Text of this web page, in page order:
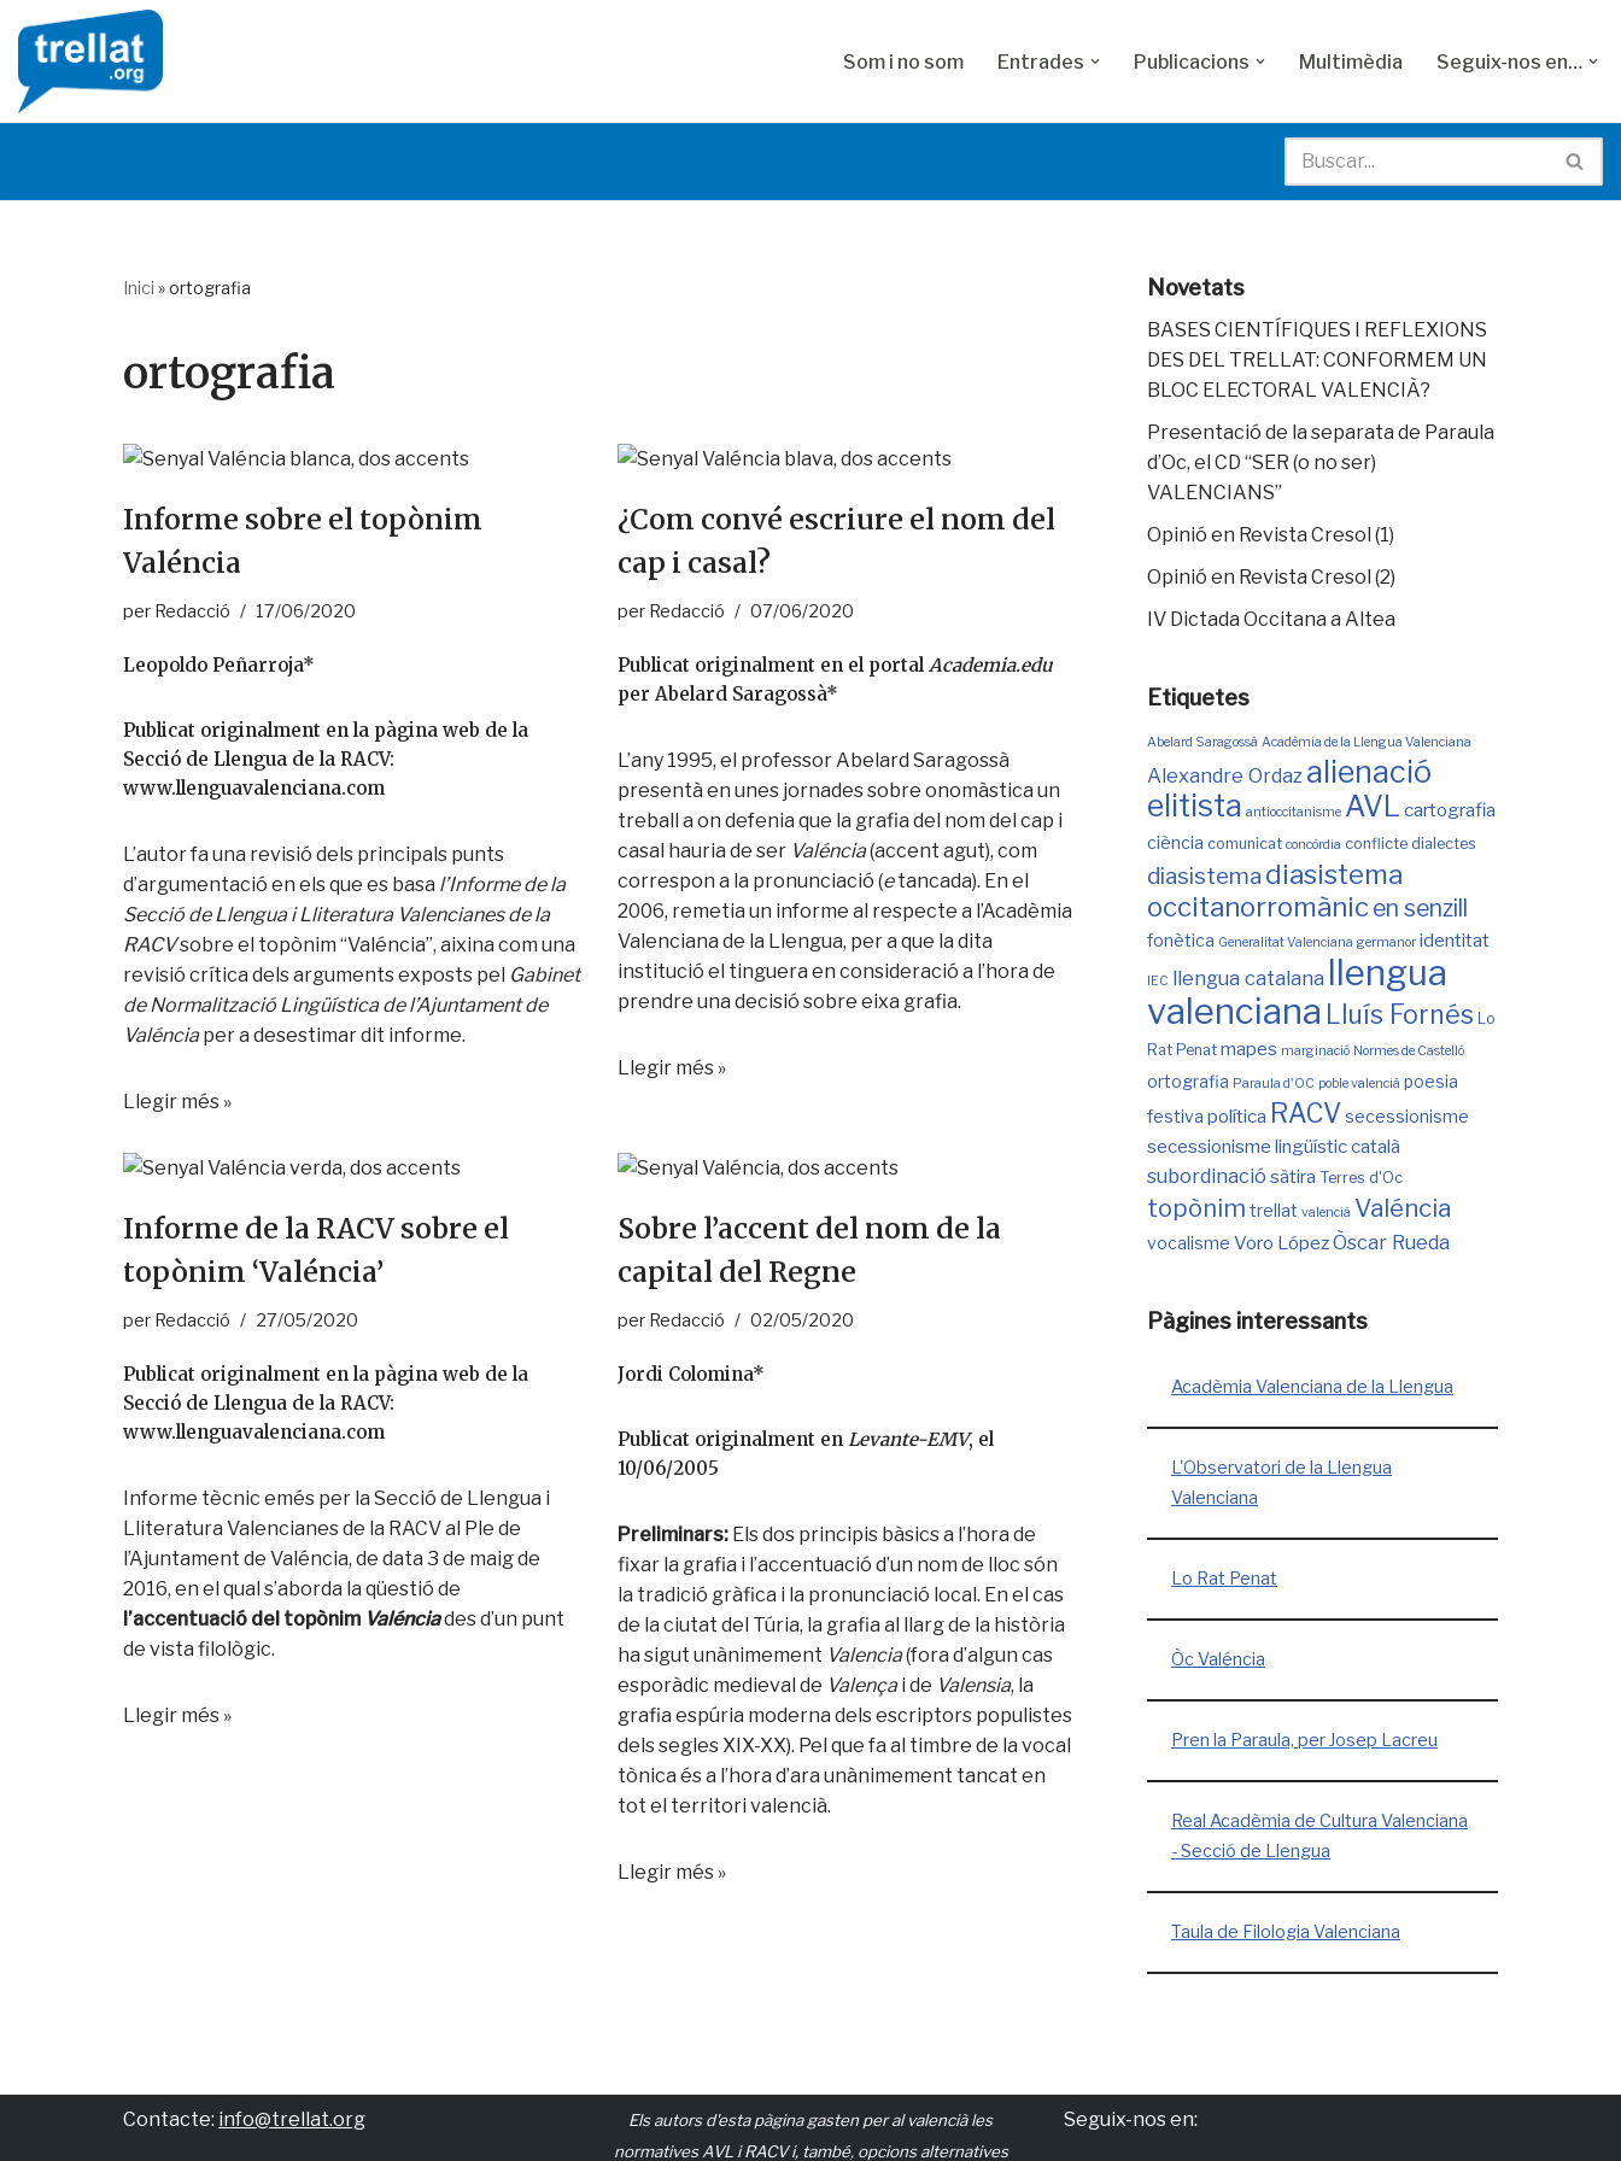
Skip
to
content
Som i no som Entrades Publicacions Multimèdia Seguix-nos en…
Inici »ortografia
ortografia
Informe sobre el topònim
Valéncia
per Redacció 17/06/2020
Leopoldo Peñarroja*
Publicat originalment en la pàgina web de la
Secció de Llengua de la RACV:
www.llenguavalenciana.com
L’autor fa una revisió dels principals punts
d’argumentació en els que es basa l’Informe de la
Secció de Llengua i Lliteratura Valencianes de la
RACVsobre el topònim “Valéncia”, aixina com una
revisió crítica dels arguments exposts pel Gabinet
de Normalització Lingüística de l’Ajuntament de
Valénciaper a desestimar dit informe.
Llegir més »
¿Com convé escriure el nom del
cap i casal?
per Redacció 07/06/2020
Publicat originalment en el portal Academia.edu
per Abelard Saragossà*
L’any 1995, el professor Abelard Saragossà
presentà en unes jornades sobre onomàstica un
treball a on defenia que la grafia del nom del cap i
casal hauria de ser Valéncia(accent agut), com
correspon a la pronunciació (etancada). En el
2006, remetia un informe al respecte a l’Acadèmia
Valenciana de la Llengua, per a que la dita
institució el tinguera en consideració a l’hora de
prendre una decisió sobre eixa grafia.
Llegir més »
Informe de la RACV sobre el
topònim ‘Valéncia’
per Redacció 27/05/2020
Publicat originalment en la pàgina web de la
Secció de Llengua de la RACV:
www.llenguavalenciana.com
Informe tècnic emés per la Secció de Llengua i
Lliteratura Valencianes de la RACV al Ple de
l’Ajuntament de Valéncia, de data 3 de maig de
2016, en el qual s’aborda la qüestió de
l’accentuació del topònim Valénciades d’un punt
de vista filològic.
Llegir més »
Sobre l’accent del nom de la
capital del Regne
per Redacció 02/05/2020
Jordi Colomina*
Publicat originalment en Levante-EMV, el
10/06/2005
Preliminars:Els dos principis bàsics a l’hora de
fixar la grafia i l’accen­tuació d’un nom de lloc són
la tradi­ció gràfica i la pronunciació local. En el cas
de la ciutat del Túria, la grafia al llarg de la història
ha sigut unànimement Valencia(fora d’algun cas
esporàdic medieval de Va­lençai de Valensia, la
grafia espúria moderna dels escriptors populistes
dels se­gles XIX-XX). Pel que fa al timbre de la vo­cal
tònica és a l’hora d’ara unànimement tancat en
tot el territori valencià.
Llegir més »
Novetats
BASES CIENTÍFIQUES I REFLEXIONS
DES DEL TRELLAT: CONFORMEM UN
BLOC ELECTORAL VALENCIÀ?
Presentació de la separata de Paraula
d’Oc, el CD “SER (o no ser)
VALENCIANS”
Opinió en Revista Cresol (1)
Opinió en Revista Cresol (2)
IV Dictada Occitana a Altea
Etiquetes
Abelard Saragossà Acadèmia de la Llengua Valenciana
Alexandre Ordaz alienació
elitista antioccitanisme AVL cartografia
ciència comunicat concòrdia conflicte dialectes
diasistema diasistema
occitanorromànic en senzill
fonètica Generalitat Valenciana germanor identitat
IEC llengua catalana llengua
valenciana Lluís Fornés Lo
Rat Penat mapes marginació Normes de Castelló
ortografia Paraula d'OC poble valencià poesia
festiva política RACV secessionisme
secessionisme lingüístic català
subordinació sàtira Terres d'Oc
topònim trellat valencià Valéncia
vocalisme Voro LópezÒscar Rueda
Pàgines interessants
Acadèmia Valenciana de la Llengua
L'Observatori de la Llengua
Valenciana
Lo Rat Penat
Òc Valéncia
Pren la Paraula, per Josep Lacreu
Real Acadèmia de Cultura Valenciana
- Secció de Llengua
Taula de Filologia Valenciana
Contacte: info@trellat.org
Els autors d'esta pàgina gasten per al valencià les
normatives AVL i RACV i, també, opcions alternatives
Seguix-nos en: